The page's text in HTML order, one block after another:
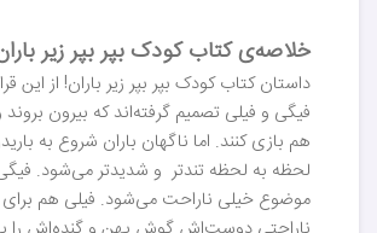
خلاصه‌ی کتاب کودک بپر بپر زیر
داستان کتاب کودک بپر بپر زیر باران! از این
فیگی و فیلی تصمیم گرفته‌اند که بیرون
هم بازی کنند. اما ناگهان باران شروع به
لحظه به لحظه تندتر و شدیدتر می‌شود.
موضوع خیلی ناراحت می‌شود. فیلی هم